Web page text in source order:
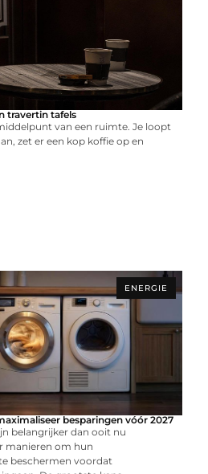
travertin tafels
van een ruimte. Je loopt
zet er een kop koffie op en
ENERGIE
besparingen vóór 2027
belangrijker dan ooit nu
manieren om hun
beschermen voordat